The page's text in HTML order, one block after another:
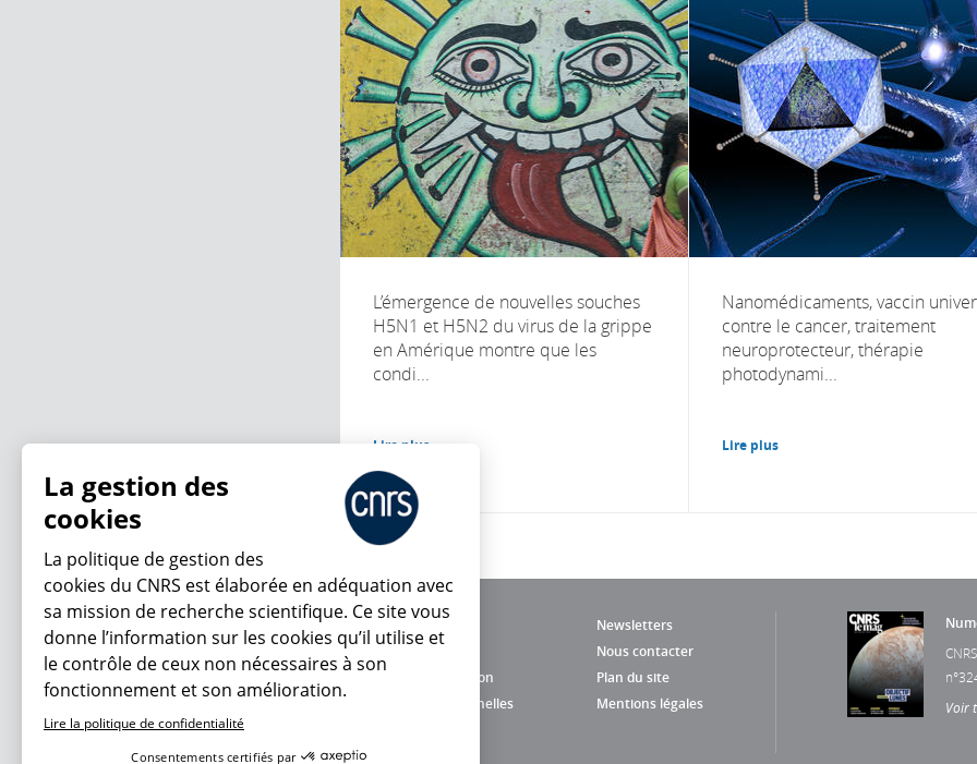
L’émergence de nouvelles souches
H5N1 et H5N2 du virus de la grippe
en Amérique montre que les
condi...
Lire plus
Nanomédicaments, vaccin
contre le cancer, traitement
neuroprotecteur, thérapie
photodynami...
Lire plus
Newsletters
Nous contacter
Charte d'utilisation
Plan du site
Données personnelles
Mentions légales
Voir
En ce moment
La gestion des
cookies
La politique de gestion des
cookies du CNRS est élaborée en adéquation avec
sa mission de recherche scientifique. Ce site vous
donne l’information sur les cookies qu’il utilise et
le contrôle de ceux non nécessaires à son
fonctionnement et son amélioration.
Lire la politique de confidentialité
Consentements certifiés par